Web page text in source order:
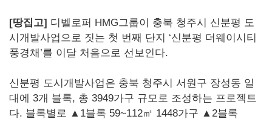
[땅집고] 디벨로퍼 HMG그룹이 충북 청주시 신분평 도
시개발사업으로 짓는 첫 번째 단지 ‘신분평 더웨이시티
풍경채’를 이달 처음으로 선보인다.
신분평 도시개발사업은 충북 청주시 서원구 장성동 일
대에 3개 블록, 총 3949가구 규모로 조성하는 프로젝트
다. 블록별로 ▲1블록 59~112㎡ 1448가구 ▲2블록